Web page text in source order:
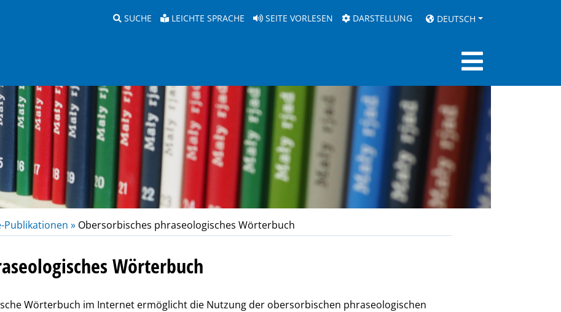
SUCHE LEICHTE SPRACHE SEITE VORLESEN DARSTELLUNG DEUTSCH
Publikationen » Obersorbisches phraseologisches Wörterbuch
Wörterbuch
Wörterbuch im Internet ermöglicht die Nutzung der obersorbischen phraseologischen